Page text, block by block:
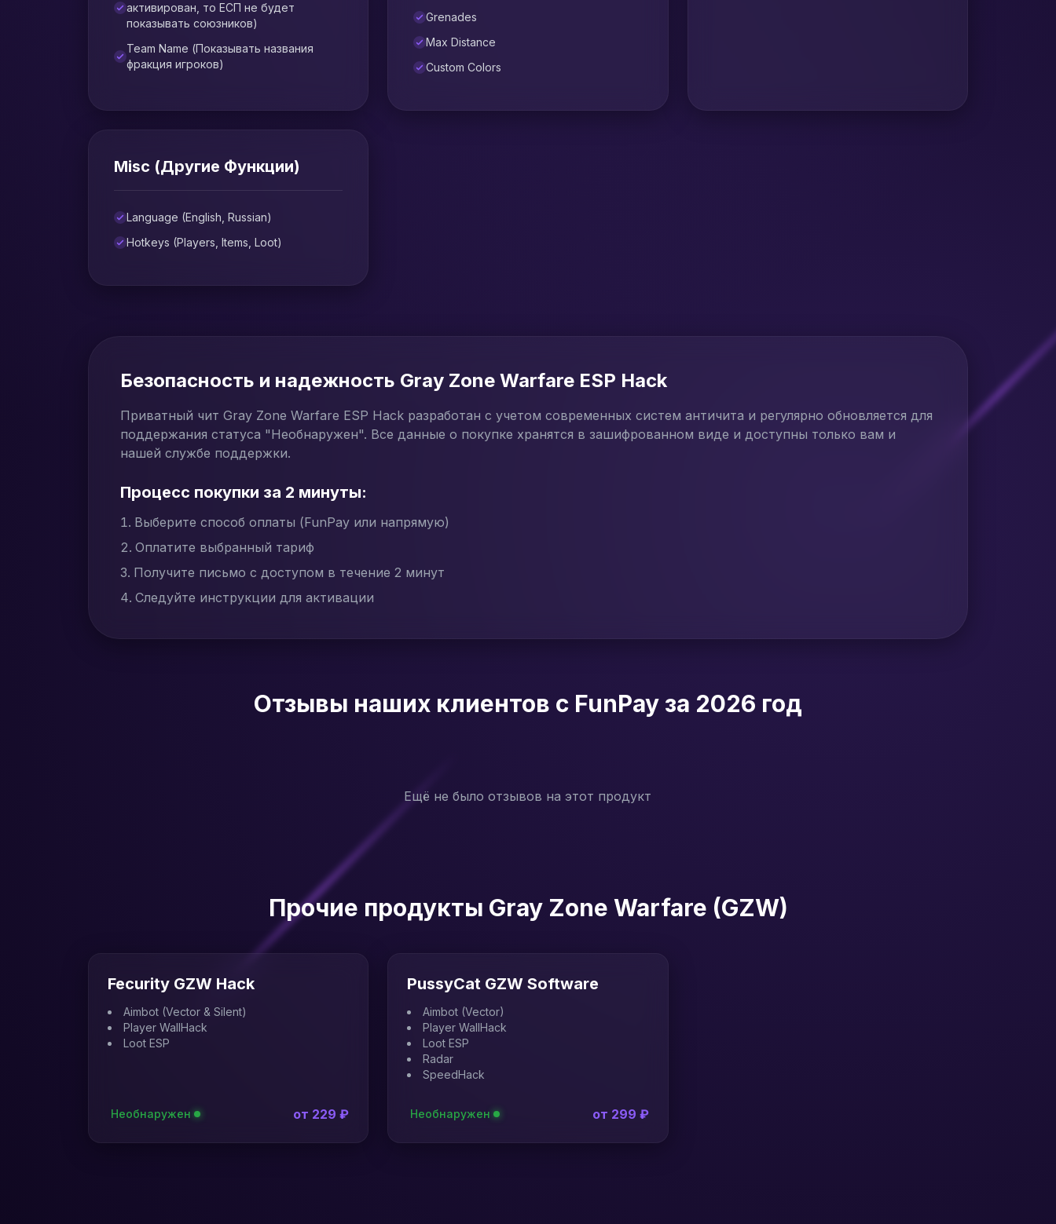
активирован, то ЕСП не будет
показывать союзников)
Team Name (Показывать названия
фракция игроков)
Grenades
Max Distance
Custom Colors
Misc (Другие Функции)
Language (English, Russian)
Hotkeys (Players, Items, Loot)
Безопасность и надежность Gray Zone Warfare ESP Hack
Приватный чит Gray Zone Warfare ESP Hack разработан с учетом современных систем античита и регулярно обновляется для
поддержания статуса "Необнаружен". Все данные о покупке хранятся в зашифрованном виде и доступны только вам и
нашей службе поддержки.
Процесс покупки за 2 минуты:
Выберите способ оплаты (FunPay или напрямую)
Оплатите выбранный тариф
Получите письмо с доступом в течение 2 минут
Следуйте инструкции для активации
Отзывы наших клиентов с FunPay за 2026 год
Ещё не было отзывов на этот продукт
Прочие продукты Gray Zone Warfare (GZW)
Fecurity GZW Hack
Aimbot (Vector & Silent)
Player WallHack
Loot ESP
Необнаружен от 229 ₽
PussyCat GZW Software
Aimbot (Vector)
Player WallHack
Loot ESP
Radar
SpeedHack
Необнаружен от 299 ₽